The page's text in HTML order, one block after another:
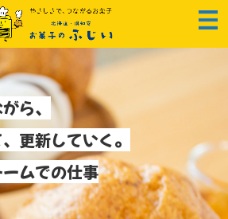
ら、
更新していく。
ムでの仕事